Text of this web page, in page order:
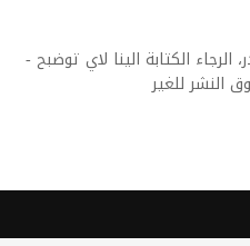
الكتابة الينا لاي توضبح -
النشر للغير